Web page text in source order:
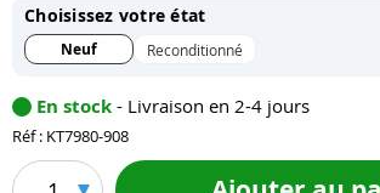
Choisissez votre état
Neuf Reconditionné
En stock - Livraison en 2-4 jours
Réf : KT7980-908